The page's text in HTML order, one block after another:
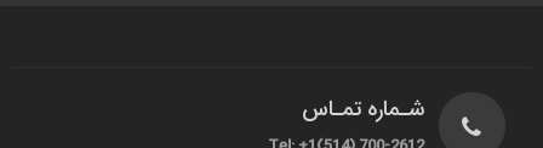
شـماره تمـاس